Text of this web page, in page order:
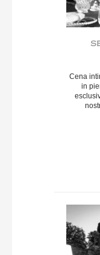
Cena
in